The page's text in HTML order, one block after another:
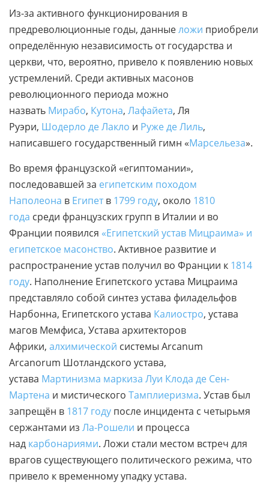
Из-за активного функционирования в
предреволюционные годы, данныеложи приобрели
определённую независимость от государства и
церкви, что, вероятно, привело к появлению новых
устремлений. Среди активных масонов
революционного периода можно
назвать Мирабо, Кутона, Лафайета, Ля
Руэри, Шодерло де Лакло и Руже де Лиль,
написавшего государственный гимн «Марсельеза».
Во время французской «египтомании»,
последовавшей за египетским походом
Наполеона в Египет в 1799 году, около 1810
года среди французских групп в Италии и во
Франции появился «Египетский устав Мицраима» и
египетское масонство. Активное развитие и
распространение устав получил во Франции к 1814
году. Наполнение Египетского устава Мицраима
представляло собой синтез устава филадельфов
Нарбонна, Египетского устава Калиостро, устава
магов Мемфиса, Устава архитекторов
Африки, алхимической системы Arcanum
Arcanorum Шотландского устава,
устава Мартинизма маркиза Луи Клода де Сен-
Мартена и мистического Тамплиеризма. Устав был
запрещён в 1817 году после инцидента с четырьмя
сержантами из Ла-Рошели и процесса
над карбонариями. Ложи стали местом встреч для
врагов существующего политического режима, что
привело к временному упадку устава.